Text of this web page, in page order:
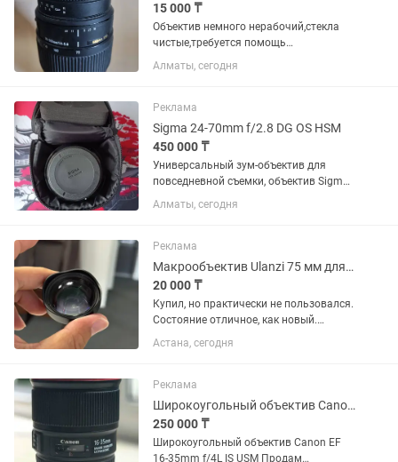
15 000 ₸
Объектив немного нерабочий,стекла
чистые,требуется помощь
мастера,снимать в принципе можно в
ручной фокусировке
Алматы, сегодня
Реклама
Sigma 24-70mm f/2.8 DG OS HSM
450 000 ₸
Универсальный зум-объектив для
повседневной съемки, объектив Sigma
24-70mm f/2.8 DG OS HSM с креплением
Canon EF охватывает полезный
широкоугольного до портретного,...
Алматы, сегодня
Реклама
Макрообъектив Ulanzi 75 мм для смартфона
20 000 ₸
Купил, но практически не пользовался.
Состояние отличное, как новый.
Идеально подходит для макросъемки:
цветы, насекомые, украшения,
фокусировка на расстоянии...
Астана, сегодня
Реклама
Широкоугольный объектив Canon EF 16-35mm f/4L IS USM
250 000 ₸
Широкоугольный объектив Canon EF
16-35mm f/4L IS USM Продам